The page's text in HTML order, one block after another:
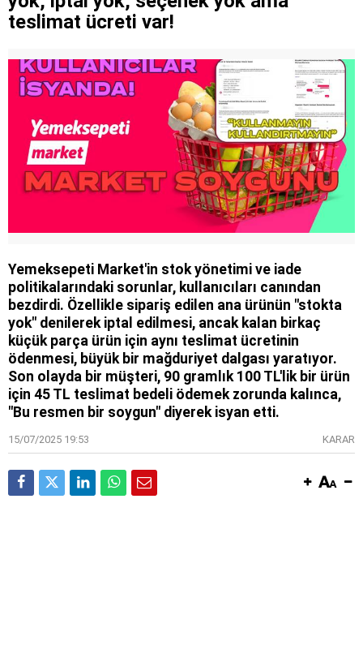
teslimat ücreti var!
Yemeksepeti Market'in stok yönetimi ve iade
politikalarındaki sorunlar, kullanıcıları canından
bezdirdi. Özellikle sipariş edilen ana ürünün "stokta
yok" denilerek iptal edilmesi, ancak kalan birkaç
küçük parça ürün için aynı teslimat ücretinin
ödenmesi, büyük bir mağduriyet dalgası yaratıyor.
Son olayda bir müşteri, 90 gramlık 100 TL'lik bir ürün
için 45 TL teslimat bedeli ödemek zorunda kalınca,
"Bu resmen bir soygun" diyerek isyan etti.
15/07/2025 19:53 KARAR